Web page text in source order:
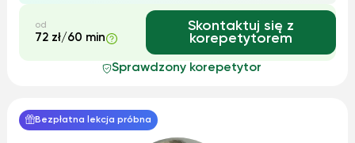
od
72 zł/60 min
Skontaktuj się z
korepetytorem
Sprawdzony korepetytor
Bezpłatna lekcja próbna